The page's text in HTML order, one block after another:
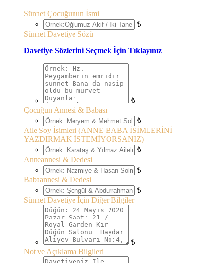
Sünnet Çocuğunun İsmi
₺
Sünnet Davetiye Sözü
Davetiye Sözlerini Seçmek İçin Tıklayınız
₺
Çocuğun Annesi & Babası
₺
Aile Soy İsimleri (ANNE BABA İSİMLERİNİ
YAZDIRMAK İSTEMİYORSANIZ)
₺
Anneannesi & Dedesi
₺
Babaannesi & Dedesi
₺
Sünnet Davetiye İçin Diğer Bilgiler
₺
Not ve Açıklama Bilgileri